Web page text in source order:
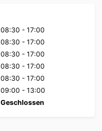
08:30 - 17:00
08:30 - 17:00
08:30 - 17:00
08:30 - 17:00
08:30 - 17:00
09:00 - 13:00
Geschlossen